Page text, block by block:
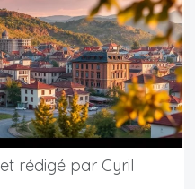
et rédigé par Cyril